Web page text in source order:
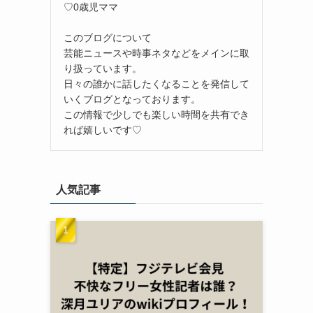
♡0歳児ママ
このブログについて
芸能ニュースや時事ネタなどをメインに取
り扱っています。
日々の誰かに話したくなることを発信して
いくブログとなっております。
この情報で少しでも楽しい時間を共有でき
れば嬉しいです♡
人気記事